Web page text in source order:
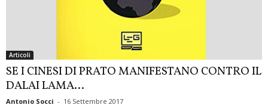
Articoli
SE I CINESI DI PRATO MANIFESTANO CONTRO IL
DALAI LAMA…
Antonio Socci - 16 Settembre 2017